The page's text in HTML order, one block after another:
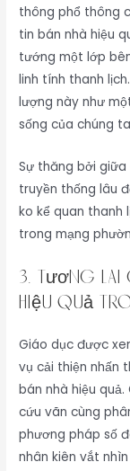
thông phổ thông
tin bán nhà hiệu
tướng một lớp
linh tính thanh
lượng này như
sống của chúng
Sự thăng bởi
truyền thống lâu
ko kể quan thanh
trong mạng
3. Tương
hiệu quả
Giáo dục được
vụ cải thiện nhấn
bán nhà hiệu
cứu vãn cùng
phương pháp số
nhân kiên vắt